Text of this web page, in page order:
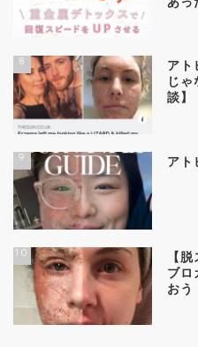
8
アト
じ
談】
9 アト
10
【
ブロ
おう